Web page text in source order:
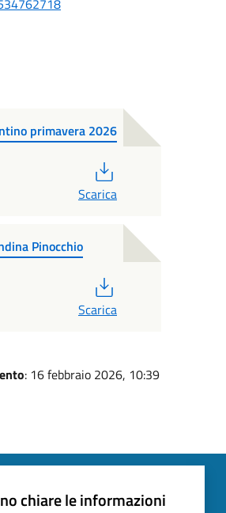
primavera 2026
Scarica
Pinocchio
Scarica
: 16 febbraio 2026, 10:39
chiare le informazioni